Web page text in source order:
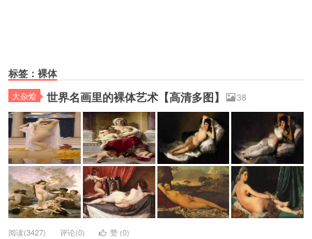
标签：裸体
大杂烩 世界名画里的裸体艺术【高清多图】 38
阅读(3427) 评论(0) 赞 (0)